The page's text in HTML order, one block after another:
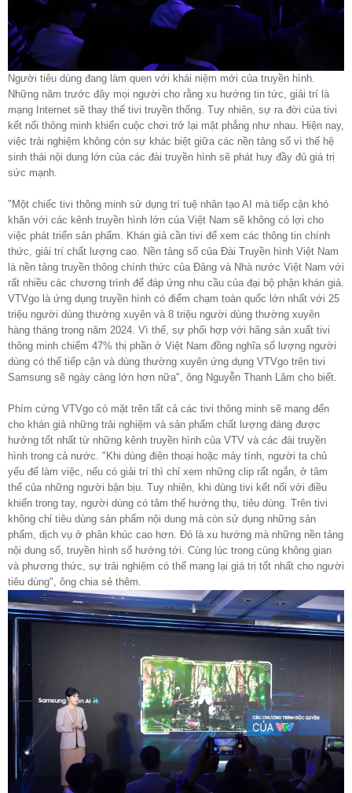
Người tiêu dùng đang làm quen với khái niệm mới của truyền hình.
Những năm trước đây mọi người cho rằng xu hướng tin tức, giải trí là
mạng Internet sẽ thay thế tivi truyền thống. Tuy nhiên, sự ra đời của tivi
kết nối thông minh khiến cuộc chơi trở lại mặt phẳng như nhau. Hiện nay,
việc trải nghiệm không còn sự khác biệt giữa các nền tảng số vì thế hệ
sinh thái nội dung lớn của các đài truyền hình sẽ phát huy đầy đủ giá trị
sức mạnh.
"Một chiếc tivi thông minh sử dụng trí tuệ nhân tạo AI mà tiếp cận khó
khăn với các kênh truyền hình lớn của Việt Nam sẽ không có lợi cho
việc phát triển sản phẩm. Khán giả cần tivi để xem các thông tin chính
thức, giải trí chất lượng cao. Nền tảng số của Đài Truyền hình Việt Nam
là nền tảng truyền thông chính thức của Đảng và Nhà nước Việt Nam với
rất nhiều các chương trình để đáp ứng nhu cầu của đại bộ phận khán giả.
VTVgo là ứng dụng truyền hình có điểm chạm toàn quốc lớn nhất với 25
triệu người dùng thường xuyên và 8 triệu người dùng thường xuyên
hàng tháng trong năm 2024. Vì thế, sự phối hợp với hãng sản xuất tivi
thông minh chiếm 47% thị phần ở Việt Nam đồng nghĩa số lượng người
dùng có thể tiếp cận và dùng thường xuyên ứng dụng VTVgo trên tivi
Samsung sẽ ngày càng lớn hơn nữa", ông Nguyễn Thanh Lâm cho biết.
Phím cứng VTVgo có mặt trên tất cả các tivi thông minh sẽ mang đến
cho khán giả những trải nghiệm và sản phẩm chất lượng đáng được
hưởng tốt nhất từ những kênh truyền hình của VTV và các đài truyền
hình trong cả nước. "Khi dùng điện thoại hoặc máy tính, người ta chủ
yếu để làm việc, nếu có giải trí thì chỉ xem những clip rất ngắn, ở tâm
thế của những người bận bịu. Tuy nhiên, khi dùng tivi kết nối với điều
khiển trong tay, người dùng có tâm thế hưởng thụ, tiêu dùng. Trên tivi
không chỉ tiêu dùng sản phẩm nội dung mà còn sử dụng những sản
phẩm, dịch vụ ở phân khúc cao hơn. Đó là xu hướng mà những nền tảng
nội dung số, truyền hình số hướng tới. Cùng lúc trong cùng không gian
và phương thức, sự trải nghiệm có thể mang lại giá trị tốt nhất cho người
tiêu dùng", ông chia sẻ thêm.